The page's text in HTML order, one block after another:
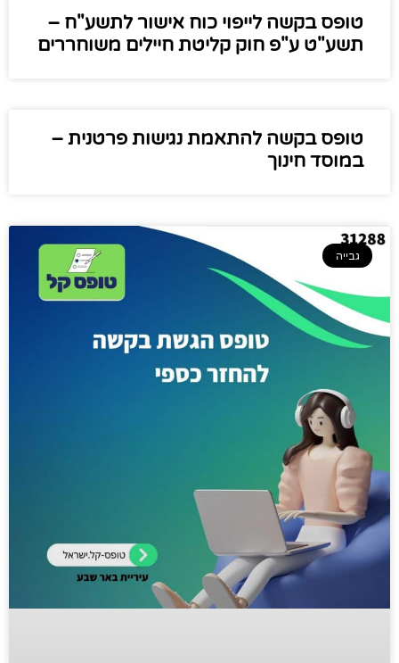
טופס בקשה לייפוי כוח אישור לתשע"ח –
תשע"ט ע"פ חוק קליטת חיילים משוחררים
טופס בקשה להתאמת נגישות פרטנית –
במוסד חינוך
גבייה